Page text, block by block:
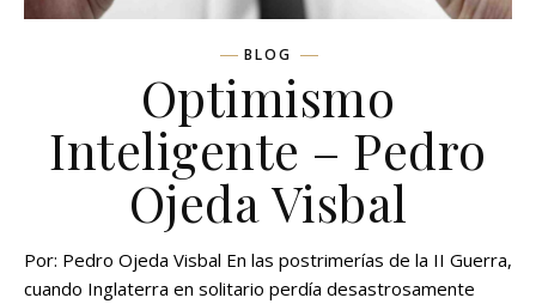
BLOG
Optimismo
Inteligente – Pedro
Ojeda Visbal
Por: Pedro Ojeda Visbal En las postrimerías de la II Guerra,
cuando Inglaterra en solitario perdía desastrosamente